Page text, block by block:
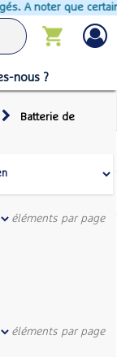
noter que
nous ?
Batterie de
éléments par page
éléments par page